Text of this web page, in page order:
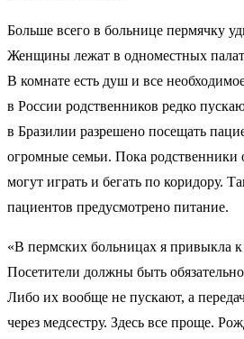
Больше всего в больнице пермячку
Женщины лежат в одноместных
В комнате есть душ и все
в России родственников редко
в Бразилии разрешено посещать
огромные семьи. Пока родственники
могут играть и бегать по коридору.
пациентов предусмотрено питание.
«В пермских больницах я привыкла к
Посетители должны быть
Либо их вообще не пускают, а
через медсестру. Здесь все проще.